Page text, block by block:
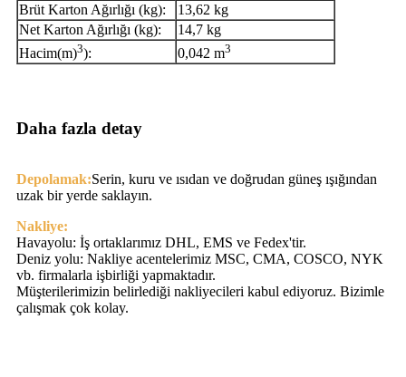
Brüt Karton Ağırlığı (kg):
13,62 kg
Net Karton Ağırlığı (kg):
14,7 kg
Hacim(m)3): 0,042 m3
Daha fazla detay
Depolamak:Serin, kuru ve ısıdan ve doğrudan güneş ışığından
uzak bir yerde saklayın.
Nakliye:
Havayolu: İş ortaklarımız DHL, EMS ve Fedex'tir.
Deniz yolu: Nakliye acentelerimiz MSC, CMA, COSCO, NYK
vb. firmalarla işbirliği yapmaktadır.
Müşterilerimizin belirlediği nakliyecileri kabul ediyoruz. Bizimle
çalışmak çok kolay.